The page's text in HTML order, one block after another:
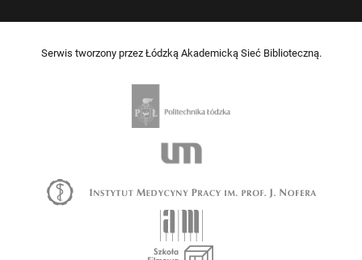
Serwis tworzony przez Łódzką Akademicką Sieć Biblioteczną.